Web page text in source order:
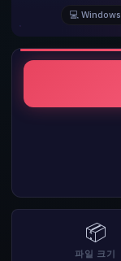
💻 Windows
📦
파일 크기